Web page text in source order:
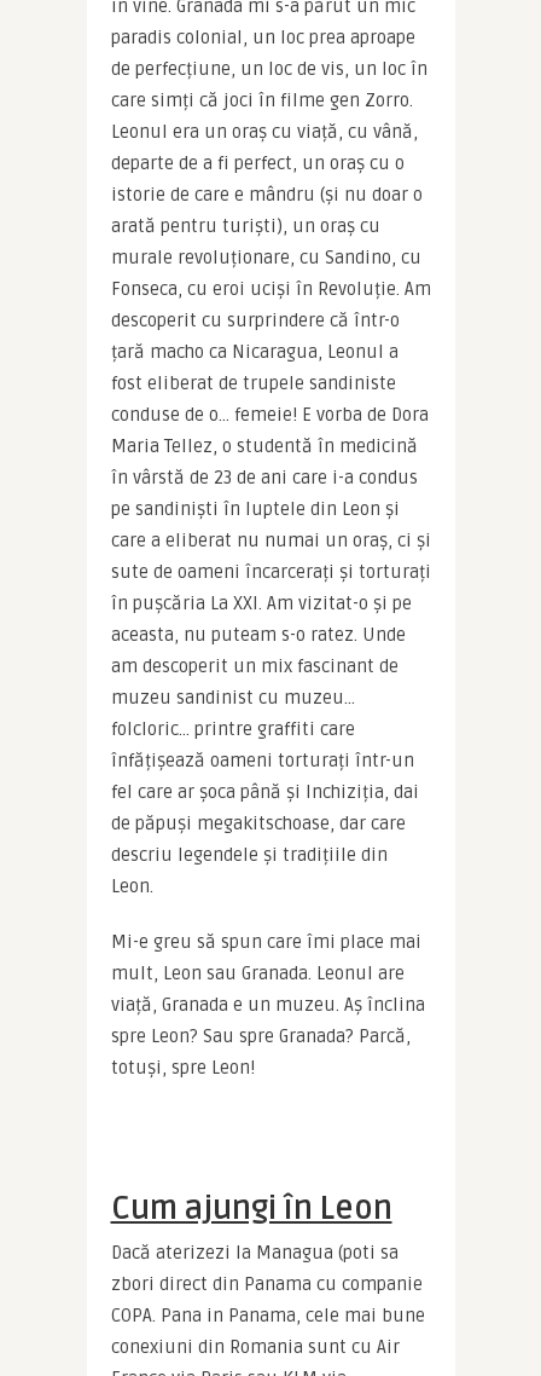
în vine. Granada mi s-a părut un mic
paradis colonial, un loc prea aproape
de perfecțiune, un loc de vis, un loc în
care simți că joci în filme gen Zorro.
Leonul era un oraș cu viață, cu vână,
departe de a fi perfect, un oraș cu o
istorie de care e mândru (și nu doar o
arată pentru turiști), un oraș cu
murale revoluționare, cu Sandino, cu
Fonseca, cu eroi uciși în Revoluție. Am
descoperit cu surprindere că într-o
țară macho ca Nicaragua, Leonul a
fost eliberat de trupele sandiniste
conduse de o… femeie! E vorba de Dora
Maria Tellez, o studentă în medicină
în vârstă de 23 de ani care i-a condus
pe sandiniști în luptele din Leon și
care a eliberat nu numai un oraș, ci și
sute de oameni încarcerați și torturați
în pușcăria La XXI. Am vizitat-o și pe
aceasta, nu puteam s-o ratez. Unde
am descoperit un mix fascinant de
muzeu sandinist cu muzeu…
folcloric… printre graffiti care
înfățișează oameni torturați într-un
fel care ar șoca până și Inchiziția, dai
de păpuși megakitschoase, dar care
descriu legendele și tradițiile din
Leon.
Mi-e greu să spun care îmi place mai
mult, Leon sau Granada. Leonul are
viață, Granada e un muzeu. Aș înclina
spre Leon? Sau spre Granada? Parcă,
totuși, spre Leon!
Cum ajungi în Leon
Dacă aterizezi la Managua (poti sa
zbori direct din Panama cu companie
COPA. Pana in Panama, cele mai bune
conexiuni din Romania sunt cu Air